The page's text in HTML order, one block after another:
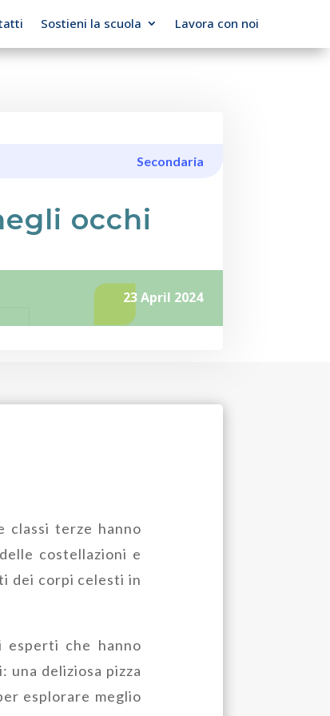
Sostieni la scuola Lavora con noi
Secondaria
occhi
23 April 2024
classi terze hanno
costellazioni e
dei corpi celesti in
esperti che hanno
una deliziosa pizza
esplorare meglio